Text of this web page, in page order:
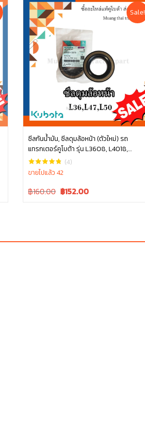
Sale!
ซีลกันน้ำมัน, ซีลดุมล้อหน้า (ตัวใหม่) รถ
แทรกเตอร์คูโบต้า รุ่น L3608, L4018,
L4508, L4708, L5018 tc832-13370 ซีล
ล้อหน้ารถไถ ซีลล้อ คูโบต้า
(4)
ขายไปแล้ว 42
Original
฿160.00 Current
฿152.00
หยิบใส่ตะกร้า